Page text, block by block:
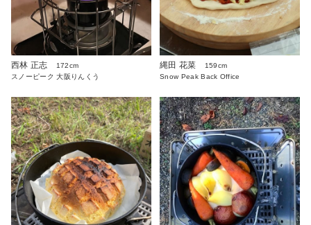
西林 正志
172cm
スノーピーク 大阪りんくう
縄田 花菜
159cm
Snow Peak Back Office